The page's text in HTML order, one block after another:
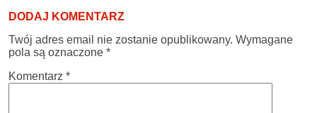
DODAJ KOMENTARZ
Twój adres email nie zostanie opublikowany. Wymagane
pola są oznaczone *
Komentarz *